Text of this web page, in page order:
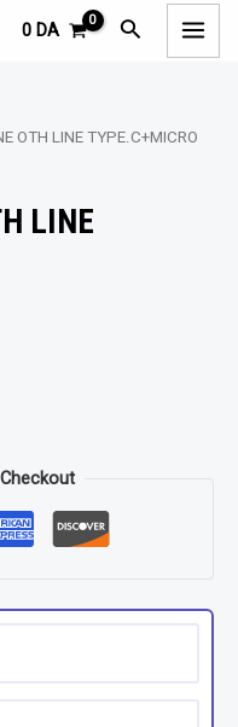
0 DA Rechercher
OTH LINE TYPE.C+MICRO
LINE